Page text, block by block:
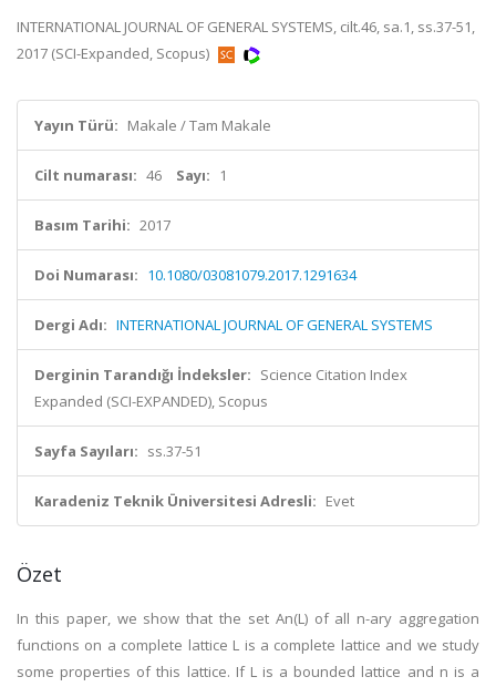
INTERNATIONAL JOURNAL OF GENERAL SYSTEMS, cilt.46, sa.1, ss.37-51,
2017 (SCI-Expanded, Scopus)
Yayın Türü: Makale / Tam Makale
Cilt numarası: 46 Sayı: 1
Basım Tarihi: 2017
Doi Numarası: 10.1080/03081079.2017.1291634
Dergi Adı: INTERNATIONAL JOURNAL OF GENERAL SYSTEMS
Derginin Tarandığı İndeksler: Science Citation Index
Expanded (SCI-EXPANDED), Scopus
Sayfa Sayıları: ss.37-51
Karadeniz Teknik Üniversitesi Adresli: Evet
Özet
In this paper, we show that the set An(L) of all n-ary aggregation
functions on a complete lattice L is a complete lattice and we study
some properties of this lattice. If L is a bounded lattice and n is a